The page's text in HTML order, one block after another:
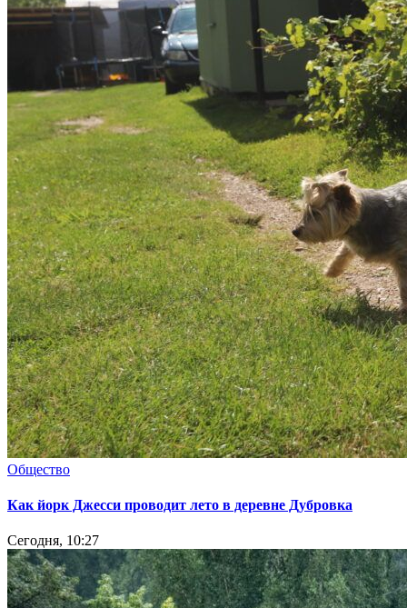
Общество
Как йорк Джесси проводит лето в деревне Дубровка
Сегодня, 10:27